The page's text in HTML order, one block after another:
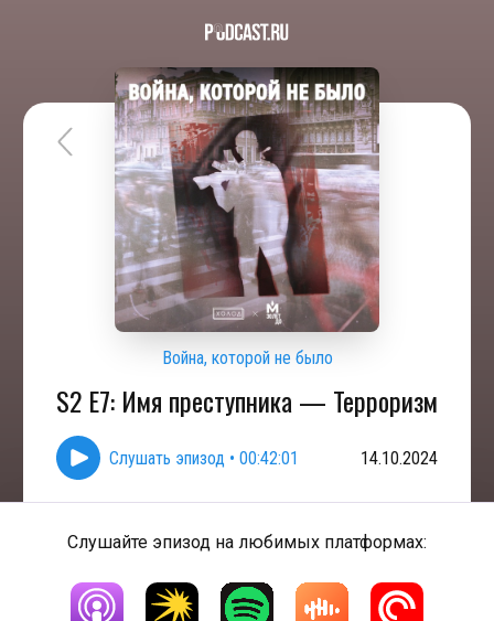
Война, которой не было
S2 E7: Имя преступника — Терроризм
Слушать эпизод • 00:42:01 14.10.2024
Слушайте эпизод на любимых платформах: